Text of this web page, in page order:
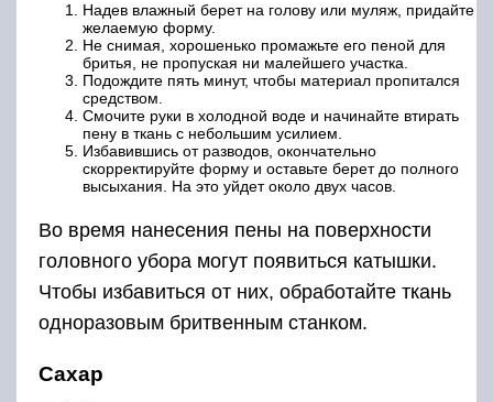
Надев влажный берет на голову или муляж, придайте
желаемую форму.
Не снимая, хорошенько промажьте его пеной для
бритья, не пропуская ни малейшего участка.
Подождите пять минут, чтобы материал пропитался
средством.
Смочите руки в холодной воде и начинайте втирать
пену в ткань с небольшим усилием.
Избавившись от разводов, окончательно
скорректируйте форму и оставьте берет до полного
высыхания. На это уйдет около двух часов.
Во время нанесения пены на поверхности
головного убора могут появиться катышки.
Чтобы избавиться от них, обработайте ткань
одноразовым бритвенным станком.
Сахар